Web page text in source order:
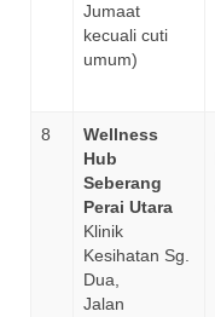
Jumaat
kecuali cuti
umum)
8
Wellness
Hub
Seberang
Perai Utara
Klinik
Kesihatan Sg.
Dua,
Jalan